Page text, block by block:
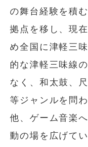
の舞台経験を積
拠点を移し、現
め全国に津軽三
的な津軽三味線
なく、和太鼓、
等ジャンルを問
他、ゲーム音楽
動の場を広げてい